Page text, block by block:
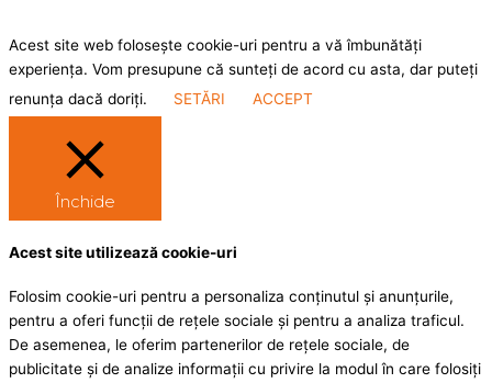
Acest site web folosește cookie-uri pentru a vă îmbunătăți
experiența. Vom presupune că sunteți de acord cu asta, dar puteți
renunța dacă doriți.
SETĂRI ACCEPT
Închide
Acest site utilizează cookie-uri
Folosim cookie-uri pentru a personaliza conținutul și anunțurile,
pentru a oferi funcții de rețele sociale și pentru a analiza traficul.
De asemenea, le oferim partenerilor de rețele sociale, de
publicitate și de analize informații cu privire la modul în care folosiți